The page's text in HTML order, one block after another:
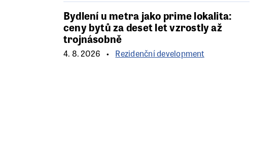
Bydlení u metra jako prime lokalita:
ceny bytů za deset let vzrostly až
trojnásobně
4. 8. 2026 Rezidenční development